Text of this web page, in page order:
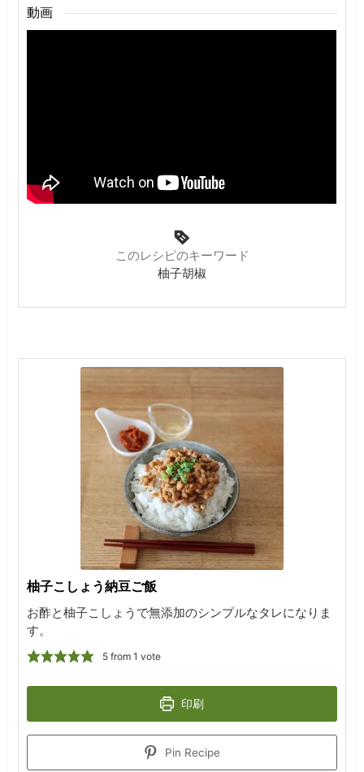
動画
このレシピのキーワード
柚子胡椒
柚子こしょう納豆ご飯
お酢と柚子こしょうで無添加のシンプルなタレになりま
す。
5from 1 vote
印刷
Pin Recipe